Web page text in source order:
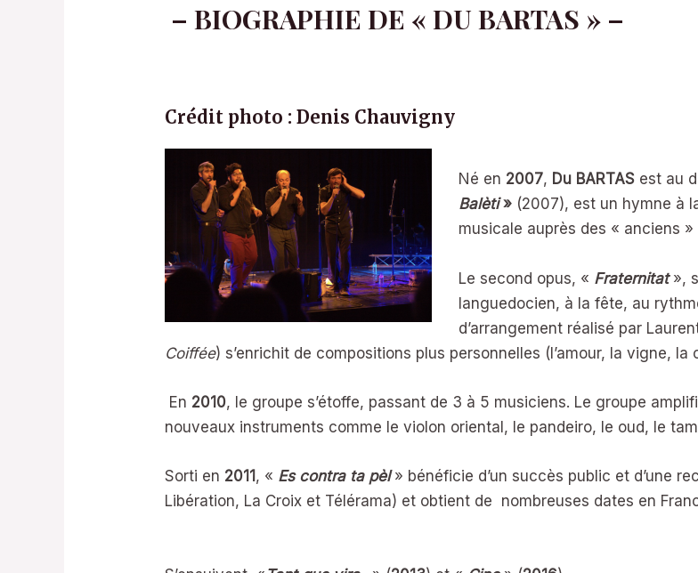
– BIOGRAPHIE DE « DU BARTAS » –
Crédit photo : Denis Chauvigny
Né en 2007, Du BARTAS est au
Balèti» (2007), est un hymne à
musicale auprès des « anciens
Le second opus, « Fraternitat »,
languedocien, à la fête, au
d’arrangement réalisé par
Coiffée) s’enrichit de compositions plus personnelles (l’amour, la vigne,
En 2010, le groupe s’étoffe, passant de 3 à 5 musiciens. Le groupe
nouveaux instruments comme le violon oriental, le pandeiro, le oud, le
Sorti en 2011, « Es contra ta pèl » bénéficie d’un succès public et d’une
Libération, La Croix et Télérama) et obtient de nombreuses dates en